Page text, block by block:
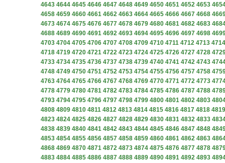
4643 4644 4645 4646 4647 4648 4649 4650 4651 4652 4653
4658 4659 4660 4661 4662 4663 4664 4665 4666 4667 4668
4673 4674 4675 4676 4677 4678 4679 4680 4681 4682 4683
4688 4689 4690 4691 4692 4693 4694 4695 4696 4697 4698
4703 4704 4705 4706 4707 4708 4709 4710 4711 4712 4713 4714
4718 4719 4720 4721 4722 4723 4724 4725 4726 4727 4728
4733 4734 4735 4736 4737 4738 4739 4740 4741 4742 4743
4748 4749 4750 4751 4752 4753 4754 4755 4756 4757 4758
4763 4764 4765 4766 4767 4768 4769 4770 4771 4772 4773
4778 4779 4780 4781 4782 4783 4784 4785 4786 4787 4788
4793 4794 4795 4796 4797 4798 4799 4800 4801 4802 4803
4808 4809 4810 4811 4812 4813 4814 4815 4816 4817 4818 4819
4823 4824 4825 4826 4827 4828 4829 4830 4831 4832 4833
4838 4839 4840 4841 4842 4843 4844 4845 4846 4847 4848
4853 4854 4855 4856 4857 4858 4859 4860 4861 4862 4863
4868 4869 4870 4871 4872 4873 4874 4875 4876 4877 4878
4883 4884 4885 4886 4887 4888 4889 4890 4891 4892 4893